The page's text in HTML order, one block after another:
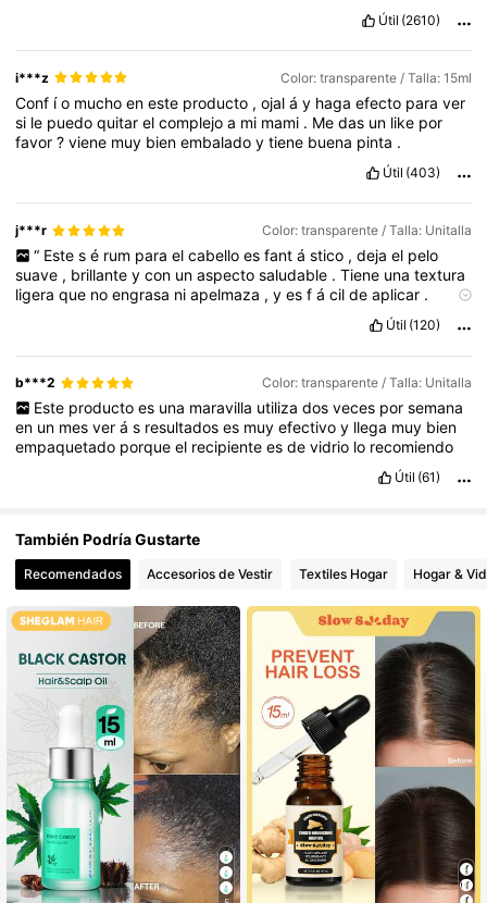
4,87 355K Seguidores
4,87 355K Seguidores
4,87 355K Seguidores
Útil (2610)
i***z Color: transparente / Talla: 15ml
Conf ío muchoeneste producto ,ojaláy hagaefecto paraver
si le puedoquitarelcomplejoa mi mami . Medas un like por
favor?viene muy bienembaladoytiene buena pinta .
Útil (403)
j***r Color: transparente / Talla: Unitalla
“ Este s é rum para el cabello es fant á stico , deja el pelo
suave , brillanteycon unaspectosaludable .Tiene unatextura
ligeraque noengrasa niapelmaza ,yesfácildeaplicar .
y
s,elaroma
es
muyagradableperonodemasiadofuerte.Idealparatodotipo
cabello y perfecto
peinar. ¡Muyrecomendado
Útil (120)
b***2 Color: transparente / Talla: Unitalla
Este producto es una maravilla utiliza dos veces por semana
en un mesverás resultadoses muyefectivoy llega muy bien
empaquetado porqueel recipienteesdevidrio lo recomiendo
Útil (61)
También Podría Gustarte
Recomendados Accesorios de Vestir Textiles Hogar Hogar &